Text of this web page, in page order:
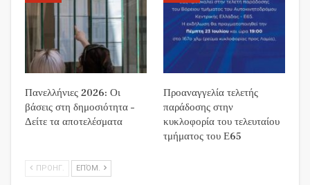
Πανελλήνιες 2026: Οι
βάσεις στη δημοσιότητα –
Δείτε τα αποτελέσματα
Προαναγγελία τελετής
παράδοσης στην
κυκλοφορία του τελευταίου
τμήματος του Ε65
ΠΡΟΗΓ. ΕΠΌΜ.